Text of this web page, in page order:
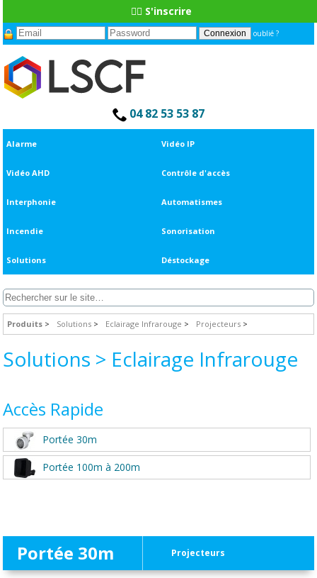
👆🏼 S'inscrire
oublié ?
04 82 53 53 87
Alarme Vidéo IP
Vidéo AHD Contrôle d'accès
Interphonie Automatismes
Incendie Sonorisation
Solutions Déstockage
Produits Solutions Eclairage Infrarouge Projecteurs
Solutions > Eclairage Infrarouge
Accès Rapide
Portée 30m
Portée 100m à 200m
Portée 30m Projecteurs